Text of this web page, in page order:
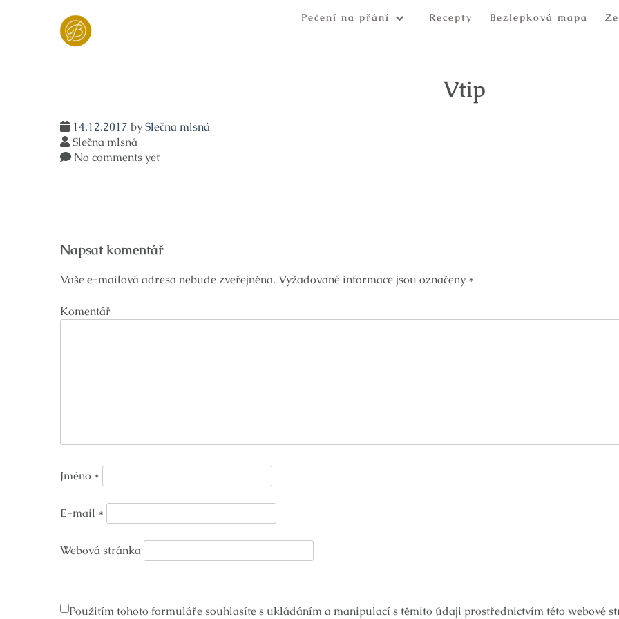
Pečení na přání Recepty Bezlepková mapa
Vtip
14.12.2017 bySlečna mlsná
Slečna mlsná
No comments yet
pro
příspěvek
Napsat komentář
Vaše e-mailová adresa nebude zveřejněna. Vyžadované informace jsou označeny *
Komentář
Jméno *
E-mail *
Webová stránka
Použitím tohoto formuláře souhlasíte s ukládáním a manipulací s těmito údaji prostřednictvím této webové